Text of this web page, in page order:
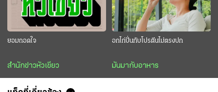
ยอมถอดใจ
สำนักข่าวหัวเขียว
อกไก่ปั่นกับโปรตีนไม่ตรงปก
มันมากับอาหาร